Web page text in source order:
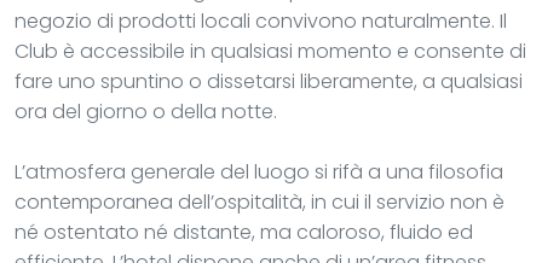
negozio di prodotti locali convivono naturalmente. Il
Club è accessibile in qualsiasi momento e consente di
fare uno spuntino o dissetarsi liberamente, a qualsiasi
ora del giorno o della notte.
L’atmosfera generale del luogo si rifà a una filosofia
contemporanea dell’ospitalità, in cui il servizio non è
né ostentato né distante, ma caloroso, fluido ed